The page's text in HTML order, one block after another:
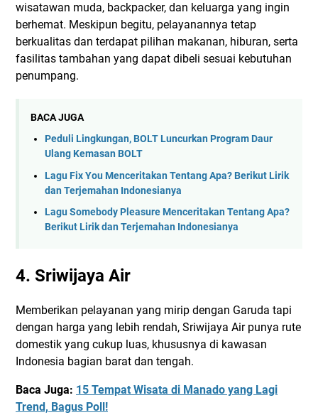
wisatawan muda, backpacker, dan keluarga yang ingin
berhemat. Meskipun begitu, pelayanannya tetap
berkualitas dan terdapat pilihan makanan, hiburan, serta
fasilitas tambahan yang dapat dibeli sesuai kebutuhan
penumpang.
BACA JUGA
Peduli Lingkungan, BOLT Luncurkan Program Daur
Ulang Kemasan BOLT
Lagu Fix You Menceritakan Tentang Apa? Berikut Lirik
dan Terjemahan Indonesianya
Lagu Somebody Pleasure Menceritakan Tentang Apa?
Berikut Lirik dan Terjemahan Indonesianya
4. Sriwijaya Air
Memberikan pelayanan yang mirip dengan Garuda tapi
dengan harga yang lebih rendah, Sriwijaya Air punya rute
domestik yang cukup luas, khususnya di kawasan
Indonesia bagian barat dan tengah.
Baca Juga: 15 Tempat Wisata di Manado yang Lagi
Trend, Bagus Poll!